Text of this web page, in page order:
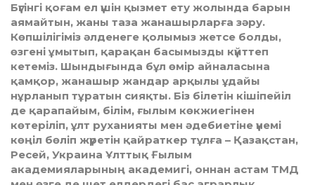
Бүгінгі қоғам ел үшін қызмет ету жолында барын
аямайтын, жаны таза жанашырларға зәру.
Көпшілігіміз әлденеге қолымыз жетсе болды,
өзгені ұмытып, қарақан басымызды күйттеп
кетеміз. Шындығында бұл өмір айналасына
қамқор, жанашыр жандар арқылы ұдайы
нұрланып тұратын сияқты. Біз білетін кішіпейіл
де қарапайым, білім, ғылым көкжиегінен
көтеріліп, ұлт руханияты мен әдебиетіне үнемі
көңіл бөліп жүретін қайраткер тұлға – Қазақстан,
Ресей, Украина Ұлттық Ғылым
академияларының академигі, оннан астам ТМД